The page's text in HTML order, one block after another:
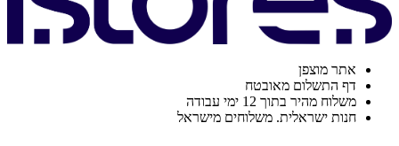
אתר מוצפן
דף התשלום מאובטח
משלוח מהיר בתוך 12 ימי עבודה
חנות ישראלית. משלוחים מישראל